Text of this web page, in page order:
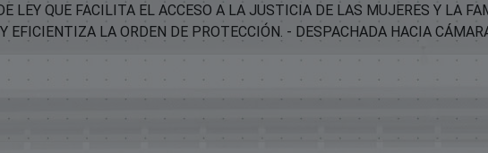
LEY QUE FACILITA EL ACCESO A LA JUSTICIA DE LAS MUJERES Y LA
EFICIENTIZA LA ORDEN DE PROTECCIÓN. - DESPACHADA HACIA